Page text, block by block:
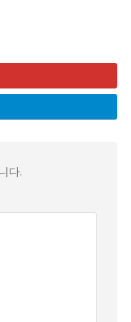
웨이의 노벨위원회가
노벨평화상을 받지 못하
다.